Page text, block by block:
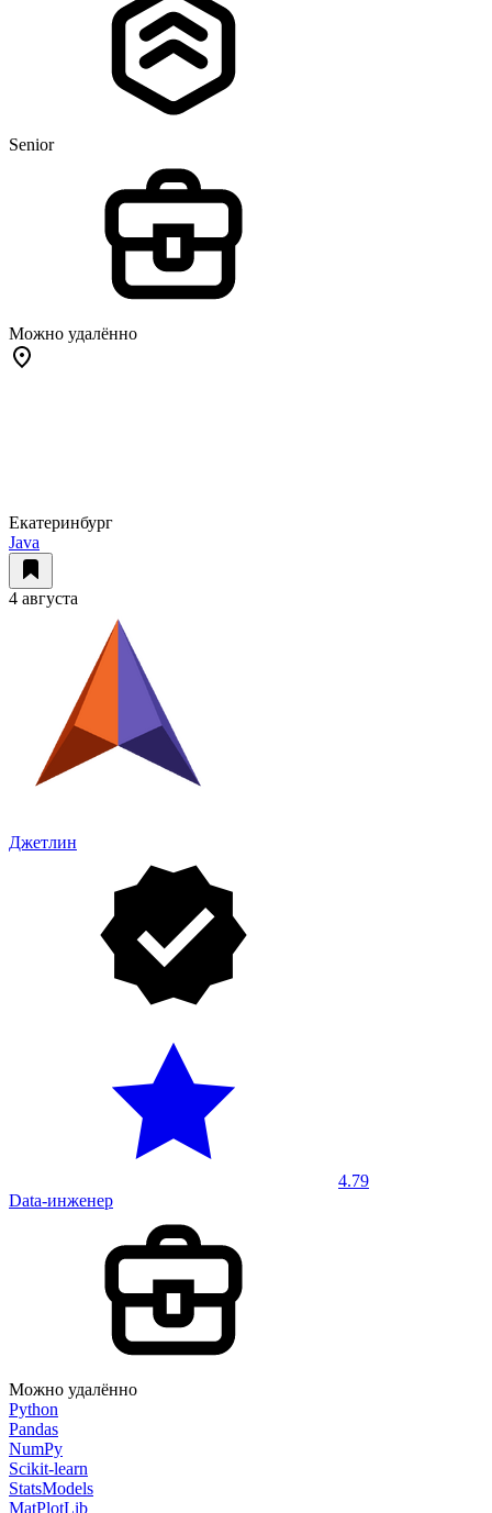
Senior
Можно удалённо
Екатеринбург
Java
4 августа
Джетлин
4.79
Data-инженер
Можно удалённо
Python
Pandas
NumPy
Scikit-learn
StatsModels
MatPlotLib